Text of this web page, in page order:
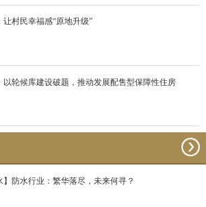
让村民幸福感“原地升级”
以轮候库建设破题，推动发展配售型保障性住房
】防水行业：繁华落尽，未来何寻？